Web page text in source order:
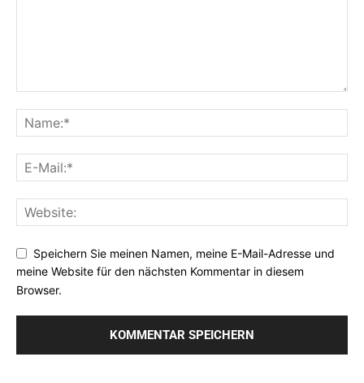
Speichern Sie meinen Namen, meine E-Mail-Adresse und
meine Website für den nächsten Kommentar in diesem
Browser.